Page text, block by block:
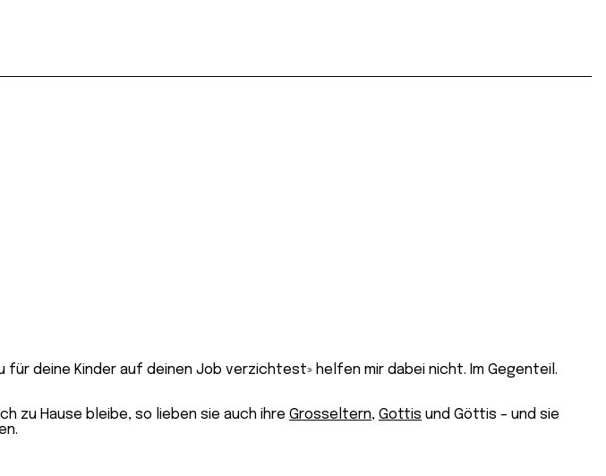
für deine Kinder auf deinen Job verzichtest» helfen mir dabei nicht. Im Gegenteil.
zu Hause bleibe, so lieben sie auch ihre Grosseltern, Gottis und Göttis – und sie